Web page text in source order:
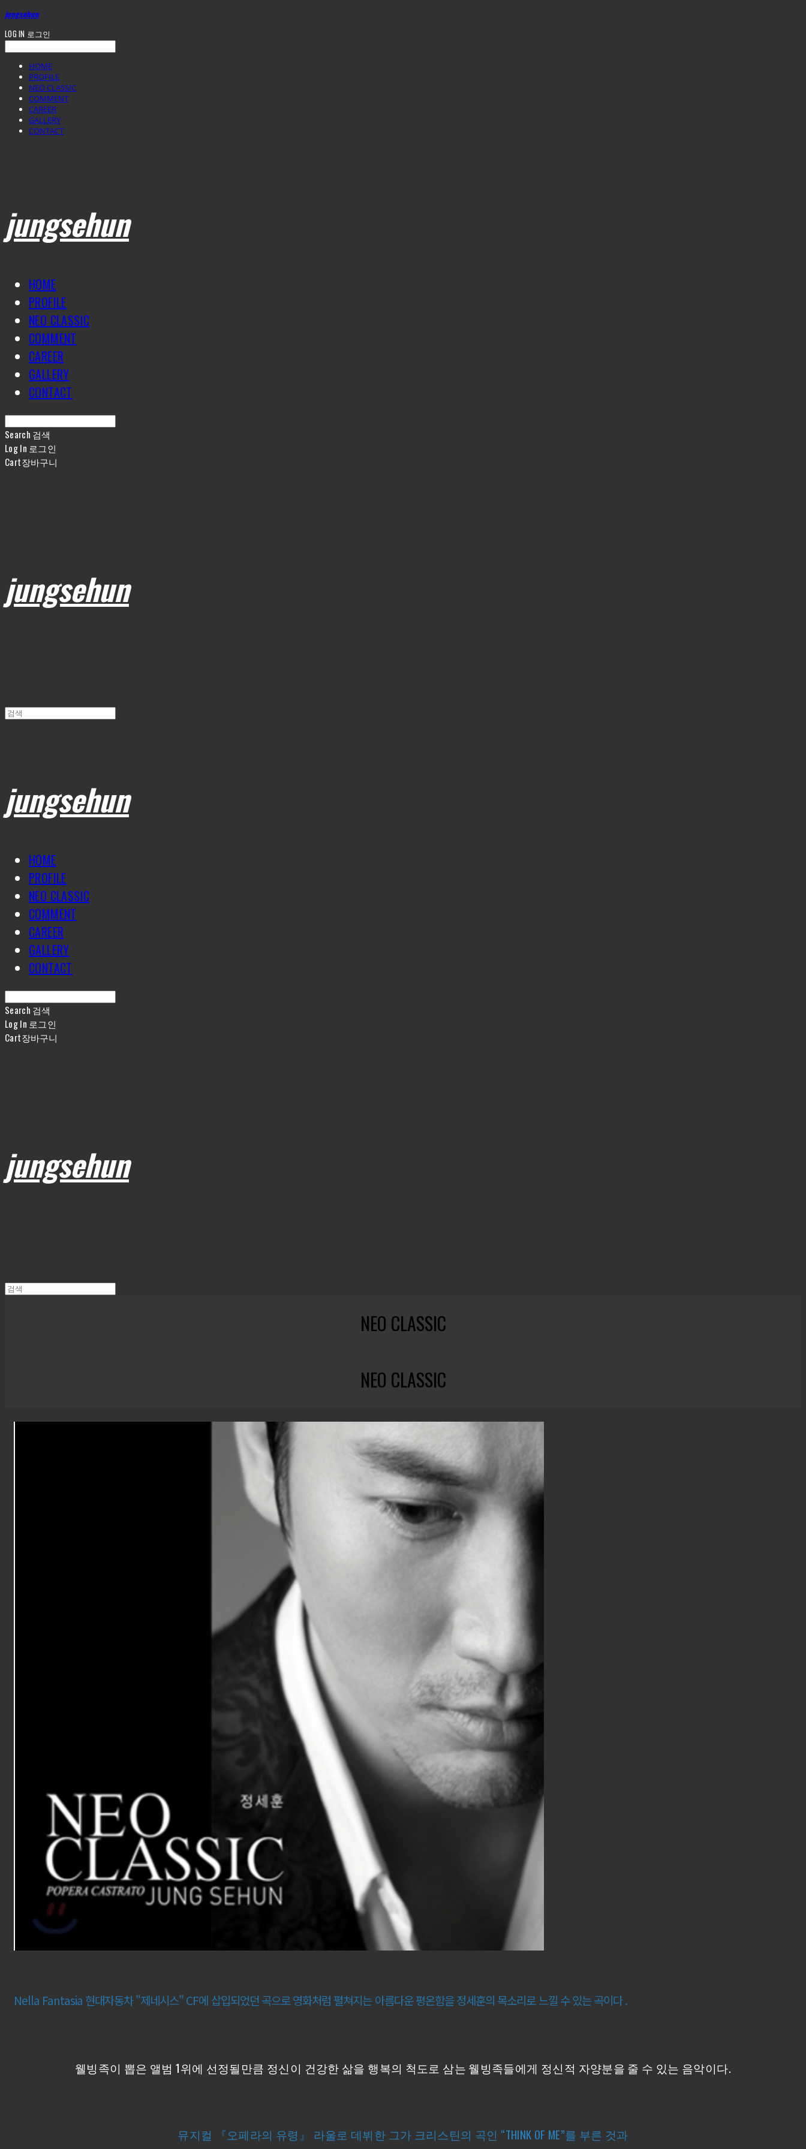
jungsehun
LOG IN 로그인
HOME
PROFILE
NEO CLASSIC
COMMENT
CAREER
GALLERY
CONTACT
jungsehun
HOME
PROFILE
NEO CLASSIC
COMMENT
CAREER
GALLERY
CONTACT
Search 검색
Log In 로그인
Cart장바구니
jungsehun
jungsehun
HOME
PROFILE
NEO CLASSIC
COMMENT
CAREER
GALLERY
CONTACT
Search 검색
Log In 로그인
Cart장바구니
jungsehun
NEO CLASSIC
NEO CLASSIC
Nella Fantasia 현대자동차 "제네시스" CF에 삽입되었던 곡으로 영화처럼 펼쳐지는 아름다운 평온함을 정세훈의 목소리로 느낄 수 있는 곡이다 .
웰빙족이 뽑은 앨범 1위에 선정될만큼 정신이 건강한 삶을 행복의 척도로 삼는 웰빙족들에게 정신적 자양분을 줄 수 있는 음악이다.
뮤지컬 『오페라의 유령』 라울로 데뷔한 그가 크리스틴의 곡인 “THINK OF ME”를 부른 것과